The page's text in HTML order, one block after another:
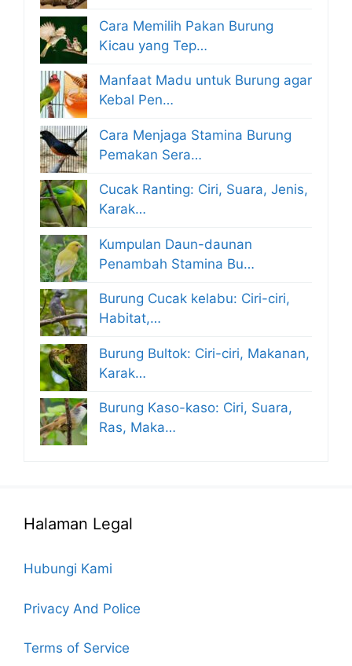
Cara Memilih Pakan Burung
Kicau yang Tep…
Manfaat Madu untuk Burung agar
Kebal Pen…
Cara Menjaga Stamina Burung
Pemakan Sera…
Cucak Ranting: Ciri, Suara, Jenis,
Karak…
Kumpulan Daun-daunan
Penambah Stamina Bu…
Burung Cucak kelabu: Ciri-ciri,
Habitat,…
Burung Bultok: Ciri-ciri, Makanan,
Karak…
Burung Kaso-kaso: Ciri, Suara,
Ras, Maka…
Halaman Legal
Hubungi Kami
Privacy And Police
Terms of Service